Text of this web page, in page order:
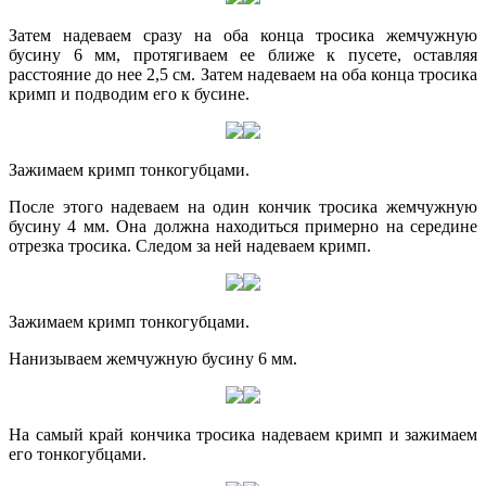
Затем надеваем сразу на оба конца тросика жемчужную
бусину 6 мм, протягиваем ее ближе к пусете, оставляя
расстояние до нее 2,5 см. Затем надеваем на оба конца тросика
кримп и подводим его к бусине.
Зажимаем кримп тонкогубцами.
После этого надеваем на один кончик тросика жемчужную
бусину 4 мм. Она должна находиться примерно на середине
отрезка тросика. Следом за ней надеваем кримп.
Зажимаем кримп тонкогубцами.
Нанизываем жемчужную бусину 6 мм.
На самый край кончика тросика надеваем кримп и зажимаем
его тонкогубцами.